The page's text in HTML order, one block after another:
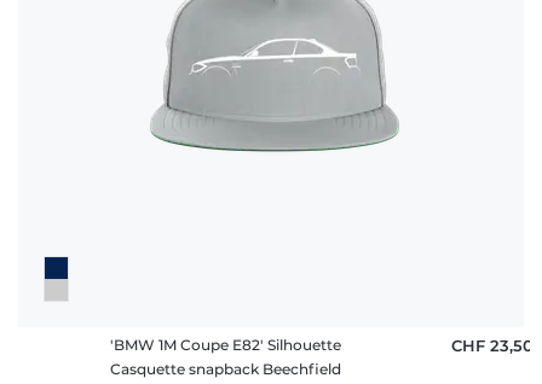
'BMW 1M Coupe E82' Silhouette
Casquette snapback Beechfield
CHF 23,50